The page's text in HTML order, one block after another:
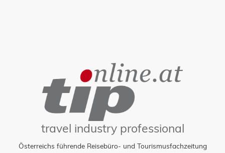
travel industry professional
Österreichs führende Reisebüro- und Tourismusfachzeitung